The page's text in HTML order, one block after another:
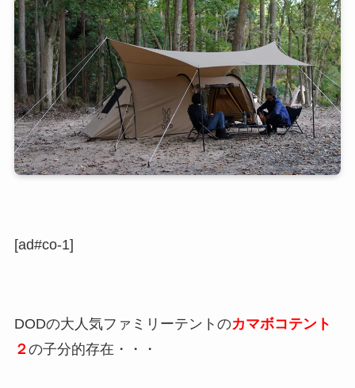
[ad#co-1]
DODの大人気ファミリーテントのカマボコテント
２の子分的存在・・・